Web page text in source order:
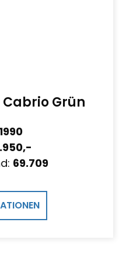
Cabrio Grün
1990
69.709